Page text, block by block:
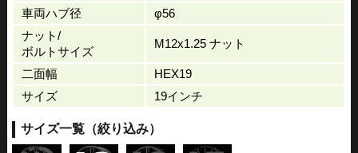
車両ハブ径
φ56
ナット/
ボルトサイズ
M12x1.25 ナット
二面幅
HEX19
サイズ
19インチ
サイズ一覧（絞り込み）